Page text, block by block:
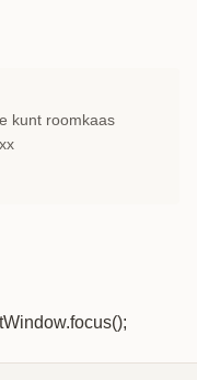
kunt roomkaas